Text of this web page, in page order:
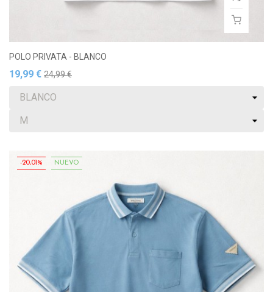
POLO PRIVATA - BLANCO
19,99 € 24,99 €
-20,01% NUEVO